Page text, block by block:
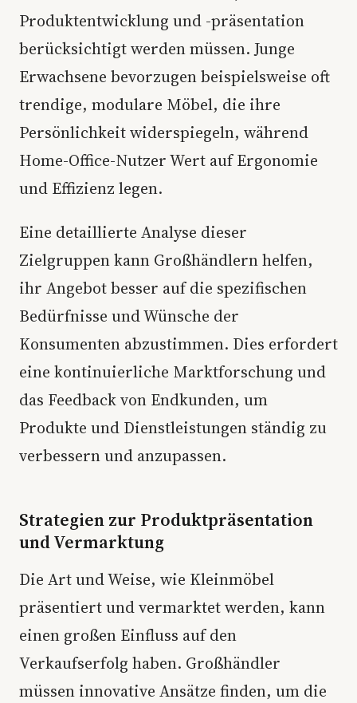
Produktentwicklung und -präsentation
berücksichtigt werden müssen. Junge
Erwachsene bevorzugen beispielsweise oft
trendige, modulare Möbel, die ihre
Persönlichkeit widerspiegeln, während
Home-Office-Nutzer Wert auf Ergonomie
und Effizienz legen.
Eine detaillierte Analyse dieser
Zielgruppen kann Großhändlern helfen,
ihr Angebot besser auf die spezifischen
Bedürfnisse und Wünsche der
Konsumenten abzustimmen. Dies erfordert
eine kontinuierliche Marktforschung und
das Feedback von Endkunden, um
Produkte und Dienstleistungen ständig zu
verbessern und anzupassen.
Strategien zur Produktpräsentation
und Vermarktung
Die Art und Weise, wie Kleinmöbel
präsentiert und vermarktet werden, kann
einen großen Einfluss auf den
Verkaufserfolg haben. Großhändler
müssen innovative Ansätze finden, um die